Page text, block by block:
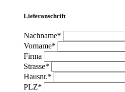
Lieferanschrift
Nachname*
Vorname*
Firma
Strasse*
Hausnr.*
PLZ*